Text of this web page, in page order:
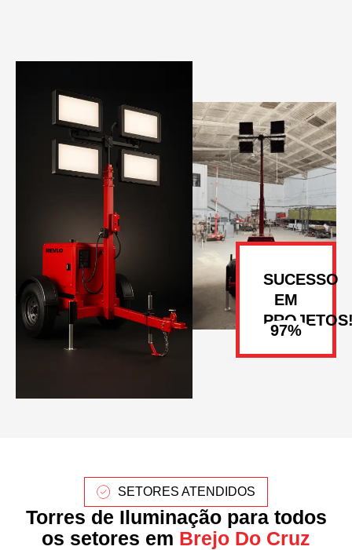
SUCESSO
EM
SETORES ATENDIDOS
Torres de Iluminação para todos
os setores em Brejo Do Cruz